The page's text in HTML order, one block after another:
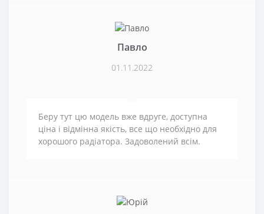
Павло
01.11.2022
Беру тут цю модель вже вдруге, доступна
ціна і відмінна якість, все що необхідно для
хорошого радіатора. Задоволений всім.